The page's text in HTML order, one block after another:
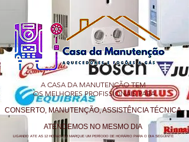
A CASA DA MANUTENÇÃO TEM
OS MELHORES PROFISSIONAIS PARA
CONSERTO, MANUTENÇÃO, ASSISTÊNCIA TÉCNICA
ATENDEMOS NO MESMO DIA
LIGANDO ATE AS 12 HORAS OU MARQUE UM PERÍODO DE HORÁRIO PARA O DIA SEGUINTE